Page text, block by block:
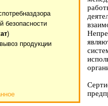
безопасности
)
продукции